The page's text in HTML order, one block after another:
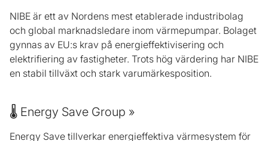
NIBE är ett av Nordens mest etablerade industribolag
och global marknadsledare inom värmepumpar. Bolaget
gynnas av EU:s krav på energieffektivisering och
elektrifiering av fastigheter. Trots hög värdering har NIBE
en stabil tillväxt och stark varumärkesposition.
🌡️ Energy Save Group »
Energy Save tillverkar energieffektiva värmesystem för